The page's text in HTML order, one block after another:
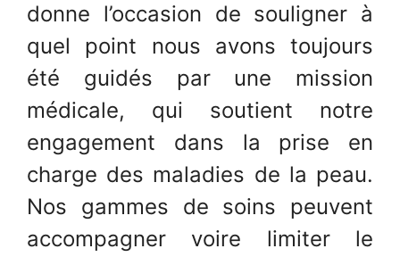
donne l’occasion de souligner à
quel point nous avons toujours
été guidés par une mission
médicale, qui soutient notre
engagement dans la prise en
charge des maladies de la peau.
Nos gammes de soins peuvent
accompagner voire limiter le